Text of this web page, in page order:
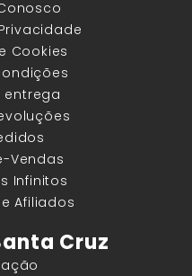
Cookies
entrega
Vendas
Infinitos
Afiliados
Cruz